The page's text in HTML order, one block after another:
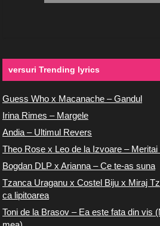
versuri Trending lyrics
Guess Who x Macanache – Gandul
Irina Rimes – Margele
Andia – Ultimul Revers
Theo Rose x Leo de la Izvoare –
Bogdan DLP x Arianna – Ce te-as suna
Tzanca Uraganu x Costel Biju x Miraj
ca lipitoarea
Toni de la Brasov – Ea este fata din vis